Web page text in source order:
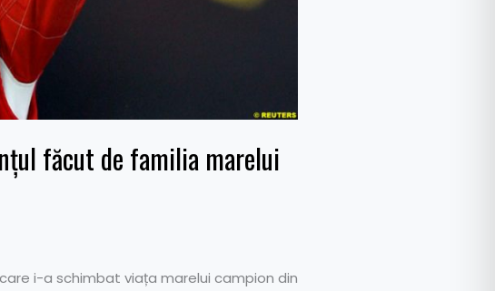
făcut de familia marelui
i-a schimbat viața marelui campion din